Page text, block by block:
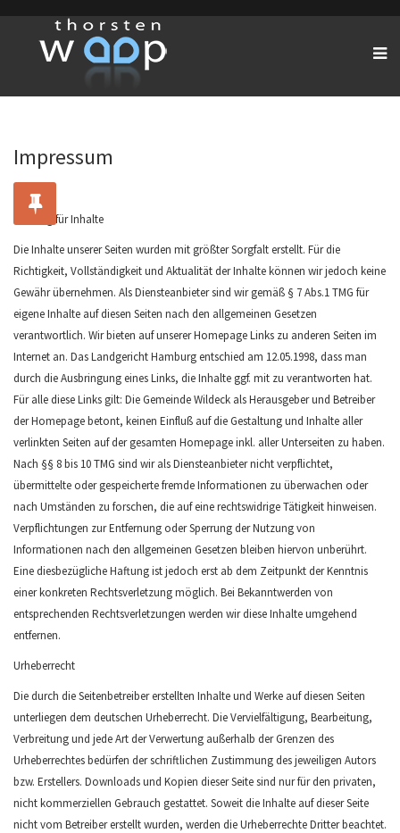
Impressum
Haftung für Inhalte
Die Inhalte unserer Seiten wurden mit größter Sorgfalt erstellt. Für die
Richtigkeit, Vollständigkeit und Aktualität der Inhalte können wir jedoch keine
Gewähr übernehmen. Als Diensteanbieter sind wir gemäß § 7 Abs.1 TMG für
eigene Inhalte auf diesen Seiten nach den allgemeinen Gesetzen
verantwortlich. Wir bieten auf unserer Homepage Links zu anderen Seiten im
Internet an. Das Landgericht Hamburg entschied am 12.05.1998, dass man
durch die Ausbringung eines Links, die Inhalte ggf. mit zu verantworten hat.
Für alle diese Links gilt: Die Gemeinde Wildeck als Herausgeber und Betreiber
der Homepage betont, keinen Einfluß auf die Gestaltung und Inhalte aller
verlinkten Seiten auf der gesamten Homepage inkl. aller Unterseiten zu haben.
Nach §§ 8 bis 10 TMG sind wir als Diensteanbieter nicht verpflichtet,
übermittelte oder gespeicherte fremde Informationen zu überwachen oder
nach Umständen zu forschen, die auf eine rechtswidrige Tätigkeit hinweisen.
Verpflichtungen zur Entfernung oder Sperrung der Nutzung von
Informationen nach den allgemeinen Gesetzen bleiben hiervon unberührt.
Eine diesbezügliche Haftung ist jedoch erst ab dem Zeitpunkt der Kenntnis
einer konkreten Rechtsverletzung möglich. Bei Bekanntwerden von
entsprechenden Rechtsverletzungen werden wir diese Inhalte umgehend
entfernen.
Urheberrecht
Die durch die Seitenbetreiber erstellten Inhalte und Werke auf diesen Seiten
unterliegen dem deutschen Urheberrecht. Die Vervielfältigung, Bearbeitung,
Verbreitung und jede Art der Verwertung außerhalb der Grenzen des
Urheberrechtes bedürfen der schriftlichen Zustimmung des jeweiligen Autors
bzw. Erstellers. Downloads und Kopien dieser Seite sind nur für den privaten,
nicht kommerziellen Gebrauch gestattet. Soweit die Inhalte auf dieser Seite
nicht vom Betreiber erstellt wurden, werden die Urheberrechte Dritter beachtet.